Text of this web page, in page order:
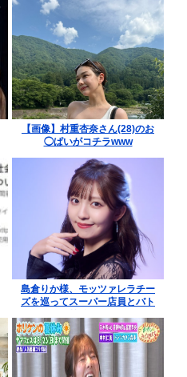
【画像】村重杏奈さん(28)のお
◯ぱいがコチラwww
島倉りか様、モッツァレラチー
ズを巡ってスーパー店員とバト